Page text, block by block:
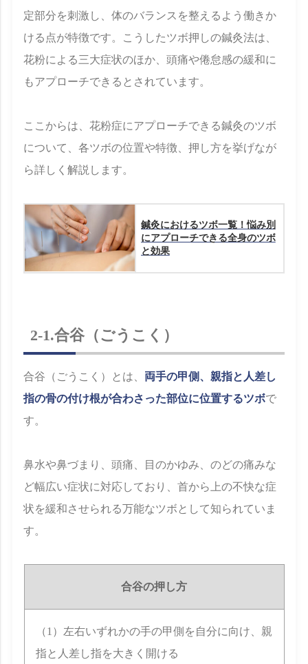
定部分を刺激し、体のバランスを整えるよう働きか
ける点が特徴です。こうしたツボ押しの鍼灸法は、
花粉による三大症状のほか、頭痛や倦怠感の緩和に
もアプローチできるとされています。
ここからは、花粉症にアプローチできる鍼灸のツボ
について、各ツボの位置や特徴、押し方を挙げなが
ら詳しく解説します。
鍼灸におけるツボ一覧！悩み別
にアプローチできる全身のツボ
と効果
2-1.合谷（ごうこく）
合谷（ごうこく）とは、 両手の甲側、親指と人差し
指の骨の付け根が合わさった部位に位置するツボで
す。
鼻水や鼻づまり、頭痛、目のかゆみ、のどの痛みな
ど幅広い症状に対応しており、首から上の不快な症
状を緩和させられる万能なツボとして知られていま
す。
合谷の押し方
（1）左右いずれかの手の甲側を自分に向け、親
指と人差し指を大きく開ける